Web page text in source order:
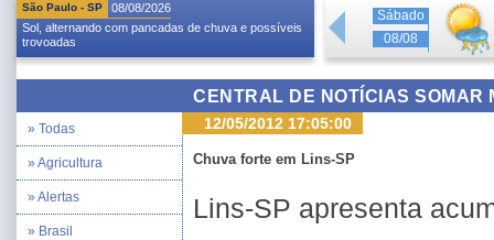
São Paulo - SP
08/08/2026
Sol, alternando com pancadas de chuva e possíveis
trovoadas
Sábado
08/08
CENTRAL DE NOTÍCIAS SOMAR
» Todas
» Agricultura
» Alertas
» Brasil
12/05/2012 17:05:00
Chuva forte em Lins-SP
Lins-SP apresenta